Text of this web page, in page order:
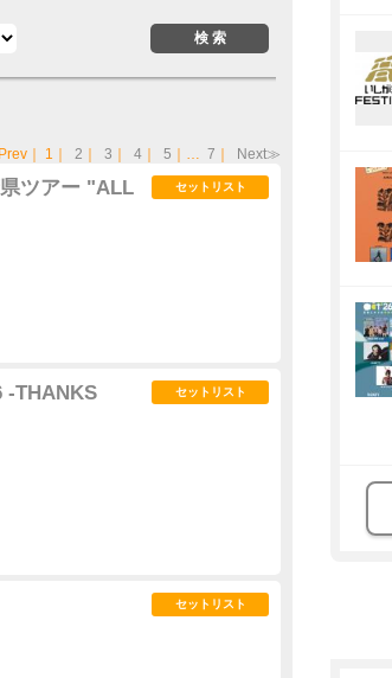
｜ 1 ｜ 2 ｜ 3 ｜ 4 ｜ 5 ｜… 7 ｜ Next≫
ツアー "ALL
セットリスト
-THANKS
セットリスト
セットリスト